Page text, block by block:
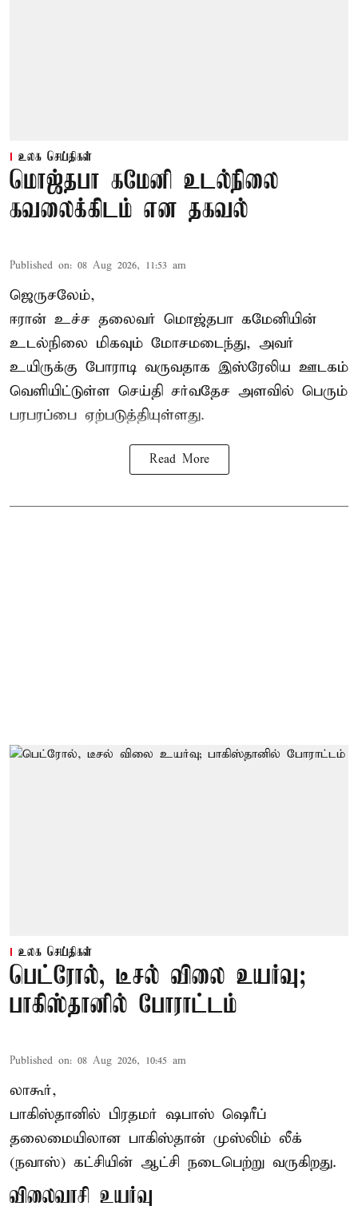
உலக செய்திகள்
மொஜ்தபா கமேனி உடல்நிலை
கவலைக்கிடம் என தகவல்
Published on: 08 Aug 2026, 11:53 am
ஜெருசலேம்,
ஈரான் உச்ச தலைவர் மொஜ்தபா கமேனியின்
உடல்நிலை மிகவும் மோசமடைந்து, அவர்
உயிருக்கு போராடி வருவதாக இஸ்ரேலிய ஊடகம்
வெளியிட்டுள்ள செய்தி சர்வதேச அளவில் பெரும்
பரபரப்பை ஏற்படுத்தியுள்ளது.
Read More
உலக செய்திகள்
பெட்ரோல், டீசல் விலை உயர்வு;
பாகிஸ்தானில் போராட்டம்
Published on: 08 Aug 2026, 10:45 am
லாகூர்,
பாகிஸ்தானில் பிரதமர் ஷபாஸ் ஷெரீப்
தலைமையிலான பாகிஸ்தான் முஸ்லிம் லீக்
(நவாஸ்) கட்சியின் ஆட்சி நடைபெற்று வருகிறது.
விலைவாசி உயர்வு